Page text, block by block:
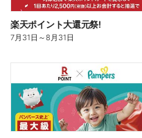
楽天ポイント大還元祭!
7月31日 ～8月31日